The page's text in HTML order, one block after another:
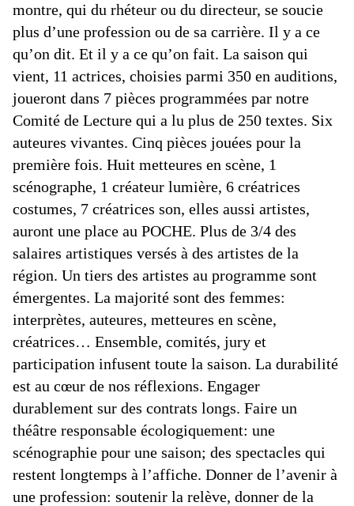
montre, qui du rhéteur ou du directeur, se soucie
plus d’une profession ou de sa carrière. Il y a ce
qu’on dit. Et il y a ce qu’on fait. La saison qui
vient, 11 actrices, choisies parmi 350 en auditions,
joueront dans 7 pièces programmées par notre
Comité de Lecture qui a lu plus de 250 textes. Six
auteures vivantes. Cinq pièces jouées pour la
première fois. Huit metteures en scène, 1
scénographe, 1 créateur lumière, 6 créatrices
costumes, 7 créatrices son, elles aussi artistes,
auront une place au POCHE. Plus de 3/4 des
salaires artistiques versés à des artistes de la
région. Un tiers des artistes au programme sont
émergentes. La majorité sont des femmes:
interprètes, auteures, metteures en scène,
créatrices… Ensemble, comités, jury et
participation infusent toute la saison. La durabilité
est au cœur de nos réflexions. Engager
durablement sur des contrats longs. Faire un
théâtre responsable écologiquement: une
scénographie pour une saison; des spectacles qui
restent longtemps à l’affiche. Donner de l’avenir à
une profession: soutenir la relève, donner de la